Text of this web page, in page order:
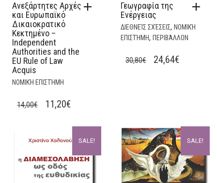
Ανεξάρτητες Αρχές
και Ευρωπαϊκό
Δικαιοκρατικό
Κεκτημένο –
Independent
Authorities and the
EU Rule of Law
Acquis
ΝΟΜΙΚΉ ΕΠΙΣΤΉΜΗ
14,00€
ORIGINAL
14,00€.
11,20€CURRENT
11,20€.
Γεωγραφία της
Ενέργειας
ΔΙΕΘΝΕΊΣ ΣΧΈΣΕΙΣ, ΝΟΜΙΚΉ
ΕΠΙΣΤΉΜΗ, ΠΕΡΙΒΆΛΛΟΝ
30,80€
ORIGINAL
24,64€CURRENT
SALE! SALE!